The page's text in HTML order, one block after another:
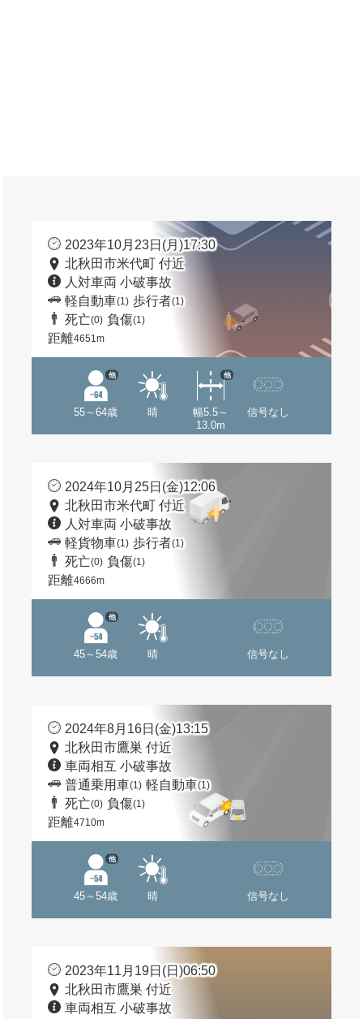
2023年10月23日(月)17:30
北秋田市米代町 付近
人対車両 小破事故
軽自動車(1) 歩行者(1)
死亡(0) 負傷(1)
距離4651m
55～64歳
他
晴
幅5.5～
13.0m
他
信号なし
2024年10月25日(金)12:06
北秋田市米代町 付近
人対車両 小破事故
軽貨物車(1) 歩行者(1)
死亡(0) 負傷(1)
距離4666m
45～54歳
他
晴 信号なし
2024年8月16日(金)13:15
北秋田市鷹巣 付近
車両相互 小破事故
普通乗用車(1) 軽自動車(1)
死亡(0) 負傷(1)
距離4710m
45～54歳
他
晴 信号なし
2023年11月19日(日)06:50
北秋田市鷹巣 付近
車両相互 小破事故